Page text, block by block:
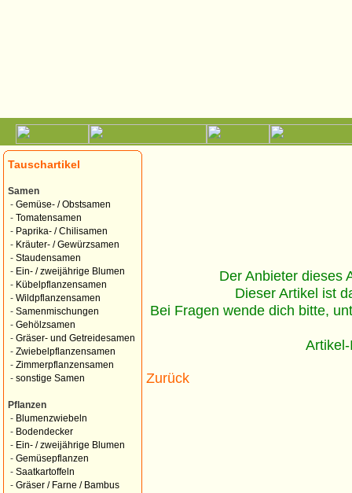
Tauschartikel
Samen
- Gemüse- / Obstsamen
- Tomatensamen
- Paprika- / Chilisamen
- Kräuter- / Gewürzsamen
- Staudensamen
- Ein- / zweijährige Blumen
- Kübelpflanzensamen
- Wildpflanzensamen
- Samenmischungen
- Gehölzsamen
- Gräser- und Getreidesamen
- Zwiebelpflanzensamen
- Zimmerpflanzensamen
- sonstige Samen
Pflanzen
- Blumenzwiebeln
- Bodendecker
- Ein- / zweijährige Blumen
- Gemüsepflanzen
- Saatkartoffeln
- Gräser / Farne / Bambus
Der Anbieter dieses
Dieser Artikel ist
Bei Fragen wende dich bitte,
Zurück